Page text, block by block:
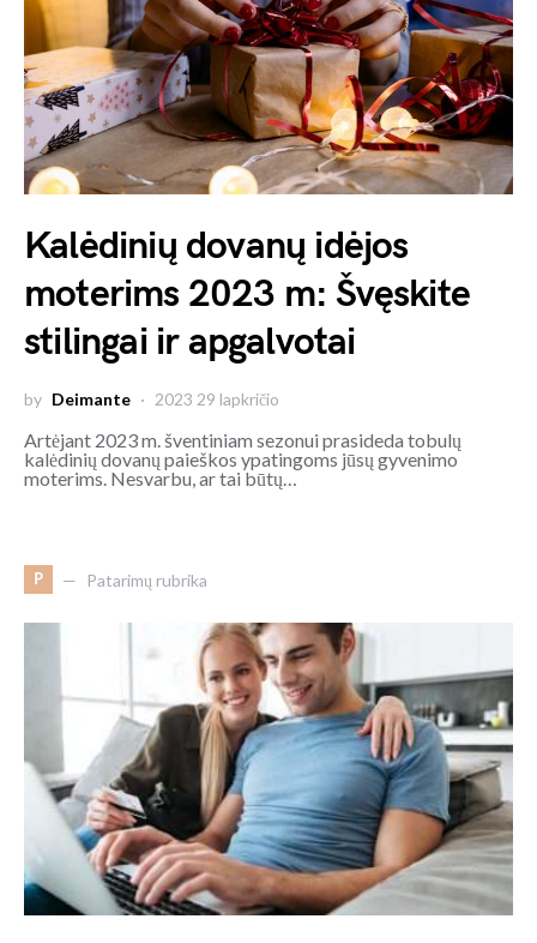
Kalėdinių dovanų idėjos
moterims 2023 m: Švęskite
stilingai ir apgalvotai
by Deimante 2023 29 lapkričio
Artėjant 2023 m. šventiniam sezonui prasideda tobulų
kalėdinių dovanų paieškos ypatingoms jūsų gyvenimo
moterims. Nesvarbu, ar tai būtų…
P Patarimų rubrika